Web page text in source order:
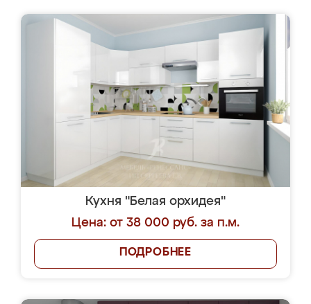
Кухня "Белая орхидея"
Цена: от 38 000 руб. за п.м.
ПОДРОБНЕЕ